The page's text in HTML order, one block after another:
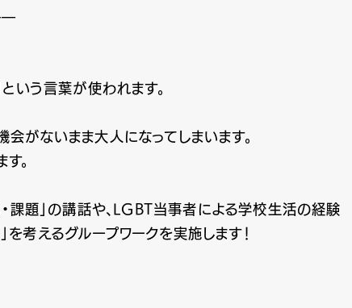
いう言葉が使われます。
がないまま大人になってしまいます。
。
課題」の講話や、LGBT当事者による学校生活の経験
考えるグループワークを実施します！